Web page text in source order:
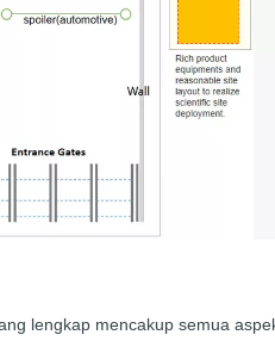
lengkap mencakup semua